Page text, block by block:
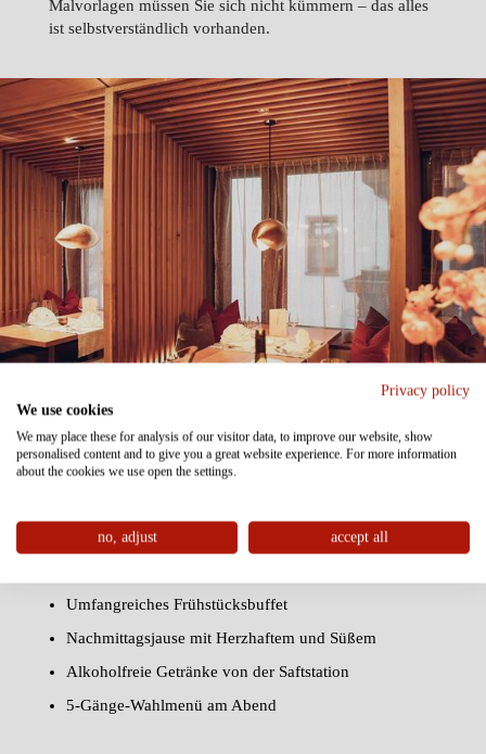
Malvorlagen müssen Sie sich nicht kümmern – das alles
ist selbstverständlich vorhanden.
DIE KULINARIK IM
ÜBERBLICK
Umfangreiches Frühstücksbuffet
Nachmittagsjause mit Herzhaftem und Süßem
Alkoholfreie Getränke von der Saftstation
5-Gänge-Wahlmenü am Abend
Privacy policy
We use cookies
We may place these for analysis of our visitor data, to improve our website, show
personalised content and to give you a great website experience. For more information
about the cookies we use open the settings.
no, adjust accept all